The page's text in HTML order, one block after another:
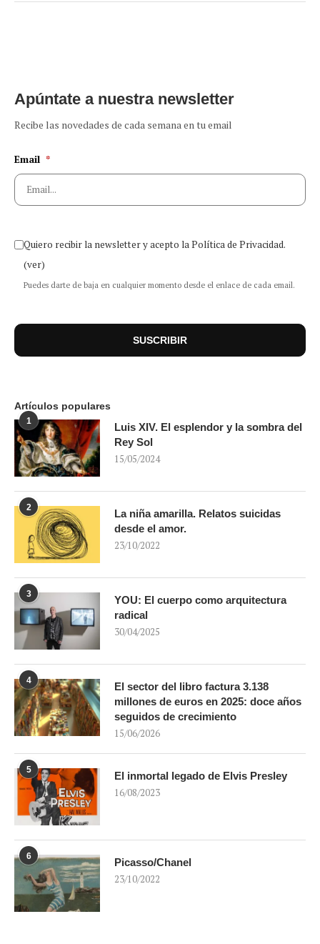
Apúntate a nuestra newsletter
Recibe las novedades de cada semana en tu email
Email *
Quiero recibir la newsletter y acepto la Política de Privacidad.
(ver)
Puedes darte de baja en cualquier momento desde el enlace de cada email.
Artículos populares
1
Luis XIV. El esplendor y la sombra del
Rey Sol
15/05/2024
2
La niña amarilla. Relatos suicidas
desde el amor.
23/10/2022
3
YOU: El cuerpo como arquitectura
radical
30/04/2025
4
El sector del libro factura 3.138
millones de euros en 2025: doce años
seguidos de crecimiento
15/06/2026
5
El inmortal legado de Elvis Presley
16/08/2023
6
Picasso/Chanel
23/10/2022